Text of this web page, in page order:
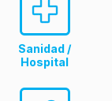
Sanidad /
Hospital